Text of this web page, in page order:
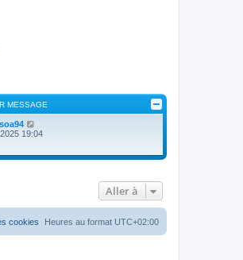
MESSAGE
o
l
n
i
e
r
19:04
Aller à
Heures au format UTC+02:00
cookies